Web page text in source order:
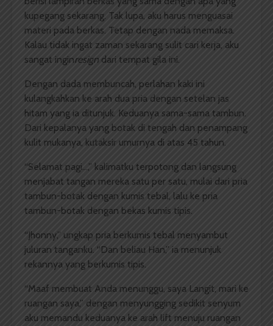
kupegang sekarang. Tak lupa, aku harus menguasai
materi pada berkas. Tetap dengan nada memaksa.
Kalau tidak ingat zaman sekarang sulit cari kerja, aku
sangat inginresign dari tempat gila ini.
Dengan dada membuncah, perlahan kaki ini
kulangkahkan ke arah dua pria dengan setelan jas
hitam yang ia ditunjuk. Keduanya sama-sama tambun.
Dari kepalanya yang botak di tengah dan penampang
kulit mukanya, kutaksir umurnya di atas 45 tahun.
“Selamat pagi…,” kalimatku terpotong dan langsung
menjabat tangan mereka satu per satu, mulai dari pria
tambun-botak dengan kumis tebal, lalu ke pria
tambun-botak dengan bekas kumis tipis.
“Jhonny,” ungkap pria berkumis tebal menyambut
juluran tanganku. “Dan beliau Han,” ia menunjuk
rekannya yang berkumis tipis.
“Maaf membuat Anda menunggu, saya Langit, mari ke
ruangan saya,” dengan menyungging sedikit senyum
aku memandu keduanya ke arah lift menuju ruangan